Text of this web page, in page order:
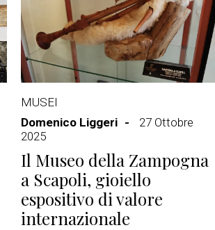
MUSEI
Domenico Liggeri
27 Ottobre
2025
Il Museo della Zampogna
a Scapoli, gioiello
espositivo di valore
internazionale